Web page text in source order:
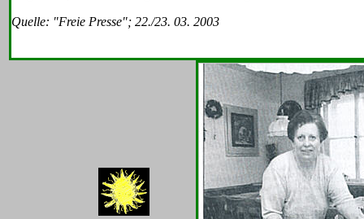
Quelle: "Freie Presse"; 22./23. 03. 2003